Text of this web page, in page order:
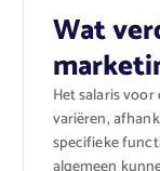
Wat
Het salaris
variëren,
specifieke